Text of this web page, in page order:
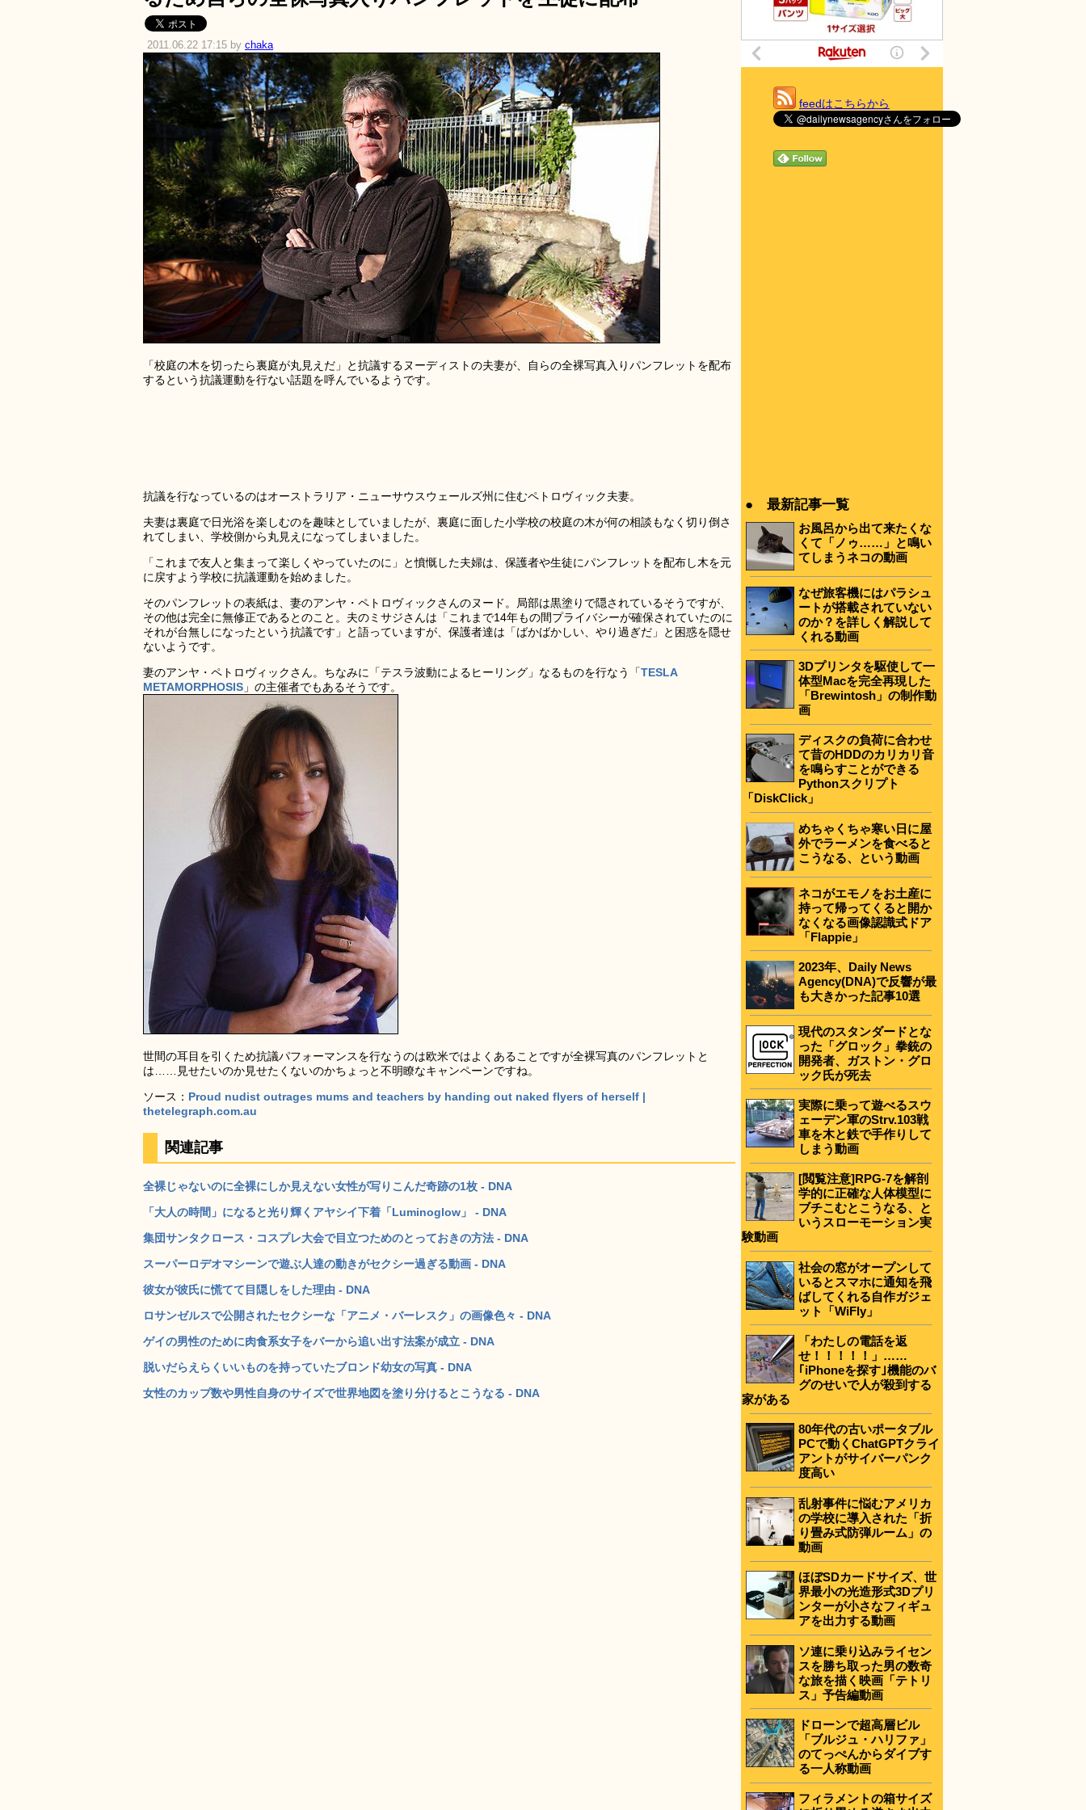
2011.06.22 17:15 by chaka
「校庭の木を切ったら裏庭が丸見えだ」と抗議するヌーディストの夫妻が、自らの全裸写真入りパンフレットを配布
するという抗議運動を行ない話題を呼んでいるようです。
抗議を行なっているのはオーストラリア・ニューサウスウェールズ州に住むペトロヴィック夫妻。
夫妻は裏庭で日光浴を楽しむのを趣味としていましたが、裏庭に面した小学校の校庭の木が何の相談もなく切り倒さ
れてしまい、学校側から丸見えになってしまいました。
「これまで友人と集まって楽しくやっていたのに」と憤慨した夫婦は、保護者や生徒にパンフレットを配布し木を元
に戻すよう学校に抗議運動を始めました。
そのパンフレットの表紙は、妻のアンヤ・ペトロヴィックさんのヌード。局部は黒塗りで隠されているそうですが、
その他は完全に無修正であるとのこと。夫のミサジさんは「これまで14年もの間プライバシーが確保されていたのに
それが台無しになったという抗議です」と語っていますが、保護者達は「ばかばかしい、やり過ぎだ」と困惑を隠せ
ないようです。
妻のアンヤ・ペトロヴィックさん。ちなみに「テスラ波動によるヒーリング」なるものを行なう「TESLA
METAMORPHOSIS 」の主催者でもあるそうです。
世間の耳目を引くため抗議パフォーマンスを行なうのは欧米ではよくあることですが全裸写真のパンフレットと
は……見せたいのか見せたくないのかちょっと不明瞭なキャンペーンですね。
ソース： Proud nudist outrages mums and teachers by handing out naked flyers of herself |
thetelegraph.com.au
関連記事
全裸じゃないのに全裸にしか見えない女性が写りこんだ奇跡の1枚 - DNA
「大人の時間」になると光り輝くアヤシイ下着「Luminoglow」 - DNA
集団サンタクロース・コスプレ大会で目立つためのとっておきの方法 - DNA
スーパーロデオマシーンで遊ぶ人達の動きがセクシー過ぎる動画 - DNA
彼女が彼氏に慌てて目隠しをした理由 - DNA
ロサンゼルスで公開されたセクシーな「アニメ・バーレスク」の画像色々 - DNA
ゲイの男性のために肉食系女子をバーから追い出す法案が成立 - DNA
脱いだらえらくいいものを持っていたブロンド幼女の写真 - DNA
女性のカップ数や男性自身のサイズで世界地図を塗り分けるとこうなる - DNA
feedはこちらから
● 最新記事一覧
お風呂から出て来たくな
くて「ノゥ……」と鳴い
てしまうネコの動画
なぜ旅客機にはパラシュ
ートが搭載されていない
のか？を詳しく解説して
くれる動画
3Dプリンタを駆使して一
体型Macを完全再現した
「Brewintosh」の制作動
画
ディスクの負荷に合わせ
て昔のHDDのカリカリ音
を鳴らすことができる
Pythonスクリプト
「DiskClick」
めちゃくちゃ寒い日に屋
外でラーメンを食べると
こうなる、という動画
ネコがエモノをお土産に
持って帰ってくると開か
なくなる画像認識式ドア
「Flappie」
2023年、Daily News
Agency(DNA)で反響が最
も大きかった記事10選
現代のスタンダードとな
った「グロック」拳銃の
開発者、ガストン・グロ
ック氏が死去
実際に乗って遊べるスウ
ェーデン軍のStrv.103戦
車を木と鉄で手作りして
しまう動画
[閲覧注意]RPG-7を解剖
学的に正確な人体模型に
ブチこむとこうなる、と
いうスローモーション実
験動画
社会の窓がオープンして
いるとスマホに通知を飛
ばしてくれる自作ガジェ
ット「WiFly」
「わたしの電話を返
せ！！！！！」……
｢iPhoneを探す｣機能のバ
グのせいで人が殺到する
家がある
80年代の古いポータブル
PCで動くChatGPTクライ
アントがサイバーパンク
度高い
乱射事件に悩むアメリカ
の学校に導入された「折
り畳み式防弾ルーム」の
動画
ほぼSDカードサイズ、世
界最小の光造形式3Dプリ
ンターが小さなフィギュ
アを出力する動画
ソ連に乗り込みライセン
スを勝ち取った男の数奇
な旅を描く映画「テトリ
ス」予告編動画
ドローンで超高層ビル
「ブルジュ・ハリファ」
のてっぺんからダイブす
る一人称動画
フィラメントの箱サイズ